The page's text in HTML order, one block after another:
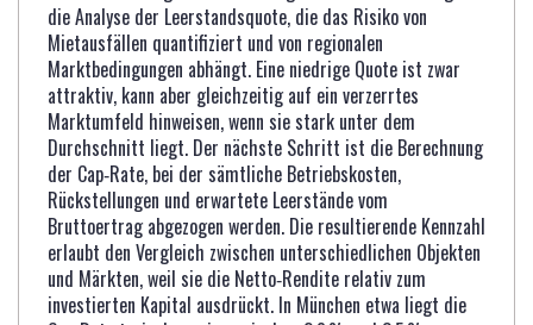
die Analyse der Leerstandsquote, die das Risiko von
Mietausfällen quantifiziert und von regionalen
Marktbedingungen abhängt. Eine niedrige Quote ist zwar
attraktiv, kann aber gleichzeitig auf ein verzerrtes
Marktumfeld hinweisen, wenn sie stark unter dem
Durchschnitt liegt. Der nächste Schritt ist die Berechnung
der Cap‑Rate, bei der sämtliche Betriebskosten,
Rückstellungen und erwartete Leerstände vom
Bruttoertrag abgezogen werden. Die resultierende Kennzahl
erlaubt den Vergleich zwischen unterschiedlichen Objekten
und Märkten, weil sie die Netto‑Rendite relativ zum
investierten Kapital ausdrückt. In München etwa liegt die